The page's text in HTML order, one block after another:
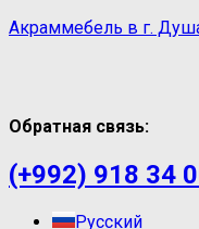
Акраммебель в г.
Обратная связь:
(+992) 918 34
Русский